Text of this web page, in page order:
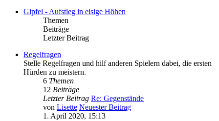
Gipfel - Aufstieg in eisige Höhen
Themen
Beiträge
Letzter Beitrag
Regelfragen
Stelle Regelfragen und hilf anderen Spielern dabei, die ersten
Hürden zu meistern.
6 Themen
12 Beiträge
Letzter Beitrag Re: Gegenstände
von Lisette Neuester Beitrag
1. April 2020, 15:13